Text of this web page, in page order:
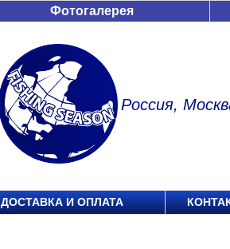
Фотогалерея
Россия,
ДОСТАВКА И ОПЛАТА